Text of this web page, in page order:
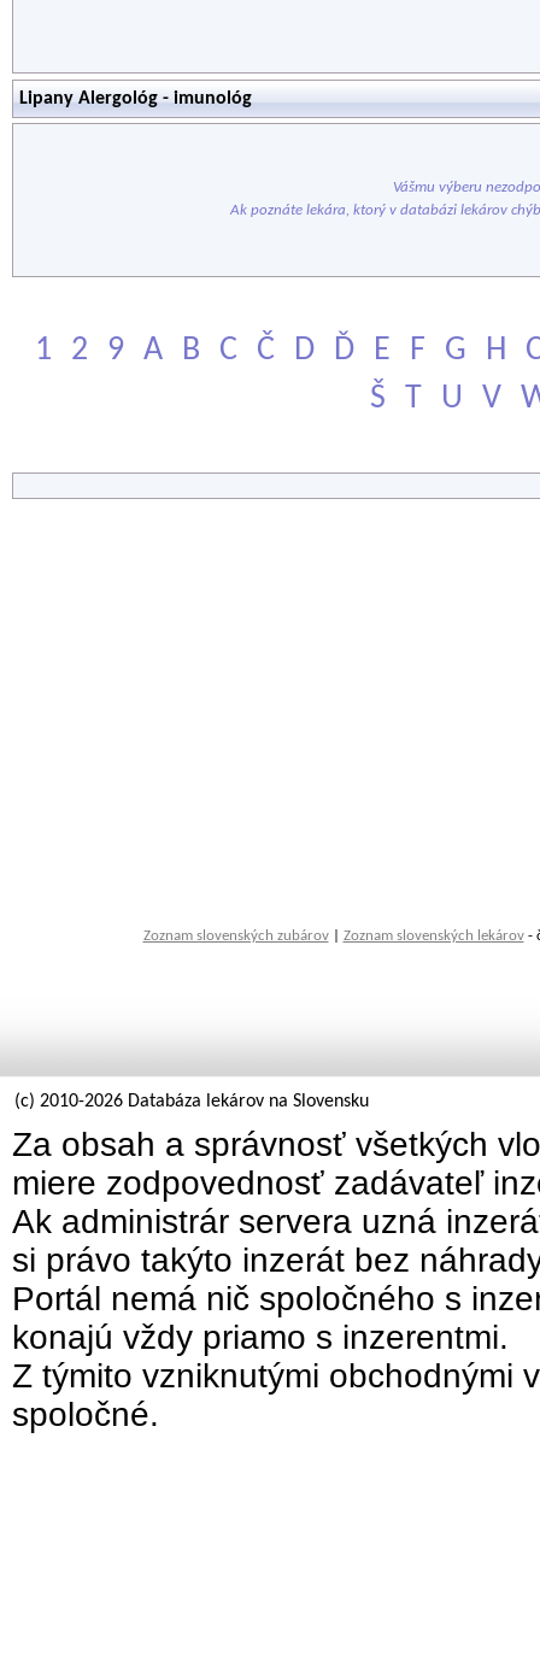
Lipany Alergológ - imunológ
Vášmu výberu
Ak poznáte lekára, ktorý v databázi lekárov
1 2 9 A B C Č D Ď E F G H
Š
T U V
Zoznam slovenských zubárov| Zoznam slovenských lekárov-
(c) 2010-2026 Databáza lekárov na Slovensku
Za obsah a správnosť všetkých
miere zodpovednosť zadávateľ
Ak administrár servera uzná
si právo takýto inzerát bez
Portál nemá nič spoločného s
konajú vždy priamo s inzerentmi.
Z týmito vzniknutými obchodnými
spoločné.